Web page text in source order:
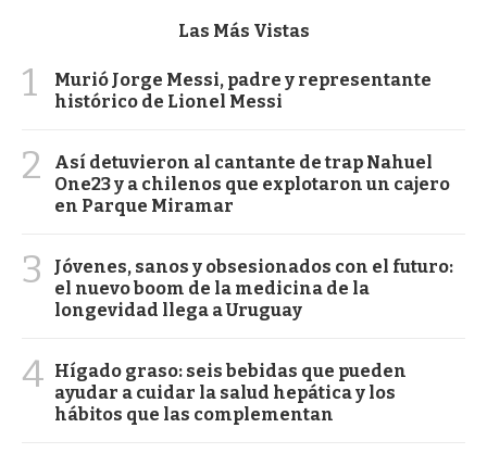
Las Más Vistas
1
Murió Jorge Messi, padre y representante
histórico de Lionel Messi
2
Así detuvieron al cantante de trap Nahuel
One23 y a chilenos que explotaron un cajero
en Parque Miramar
3
Jóvenes, sanos y obsesionados con el futuro:
el nuevo boom de la medicina de la
longevidad llega a Uruguay
4 Hígado graso: seis bebidas que pueden
ayudar a cuidar la salud hepática y los
hábitos que las complementan